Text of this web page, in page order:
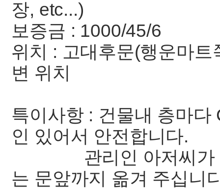
장, etc...)
보증금 : 1000/45/6
위치 : 고대후문(행운마
변 위치
특이사항 : 건물내 층마
인 있어서 안전합니다.
관리인 아저씨가 택
는 문앞까지 옮겨 주십니